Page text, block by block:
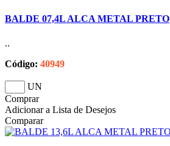
BALDE 07,4L ALCA METAL PRETO
..
Código: 40949
UN
Comprar
Adicionar a Lista de Desejos
Comparar